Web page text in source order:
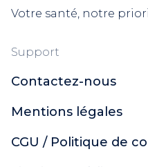
Votre santé, notre
Support
Contactez-nous
Mentions légales
CGU / Politique de